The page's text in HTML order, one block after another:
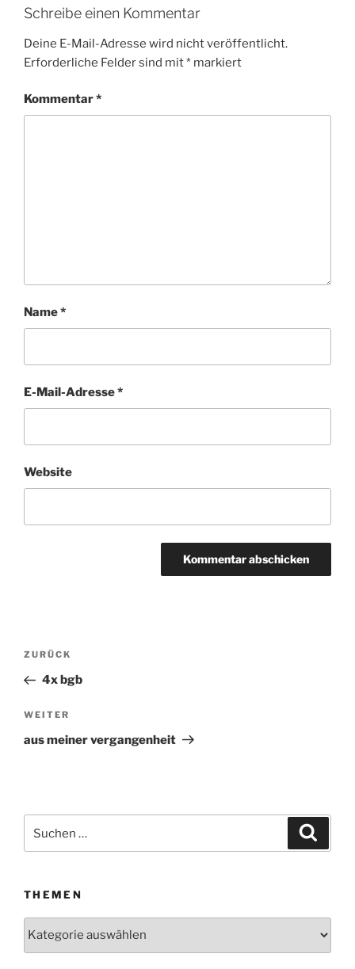
Schreibe einen Kommentar
Deine E-Mail-Adresse wird nicht veröffentlicht.
Erforderliche Felder sind mit* markiert
Kommentar*
Name*
E-Mail-Adresse*
Website
Beitragsnavigation
Vorheriger
Beitrag
ZURÜCK
4x bgb
Nächster
Beitrag
WEITER
aus meiner vergangenheit
nach:
THEMEN
Themen